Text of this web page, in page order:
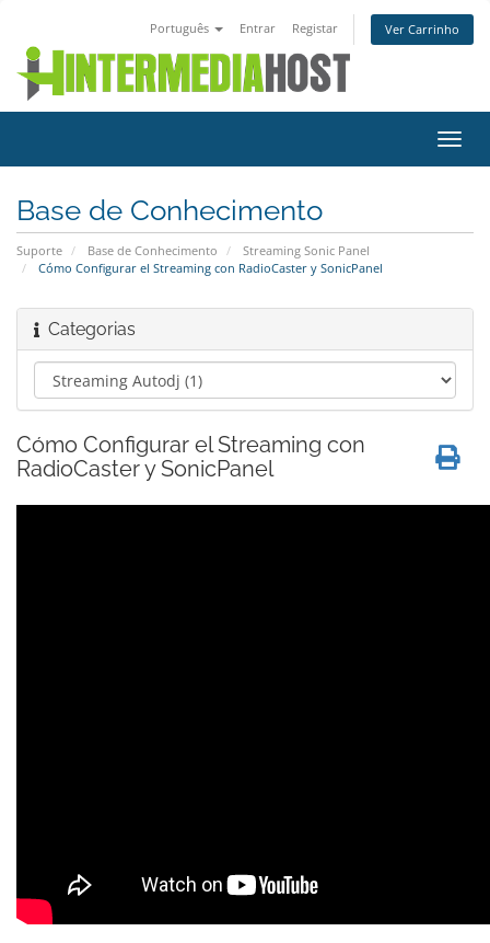
Português Entrar Registar Ver Carrinho
Base de Conhecimento
Suporte Base de Conhecimento
Streaming Sonic Panel
Cómo Configurar el Streaming con RadioCaster y SonicPanel
Categorias
Cómo Configurar el Streaming con
RadioCaster y SonicPanel